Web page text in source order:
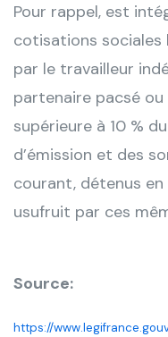
Pour rappel, est
cotisations sociales
par le travailleur
partenaire pacsé
supérieure à 10 %
d’émission et des
courant, détenus
usufruit par ces
Source:
https://